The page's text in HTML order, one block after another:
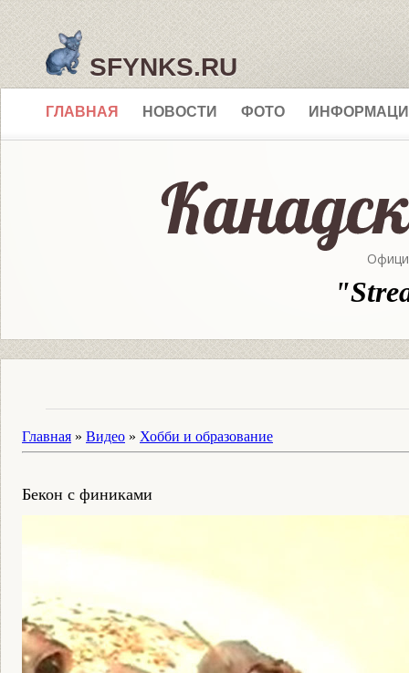
SFYNKS.RU
ГЛАВНАЯ НОВОСТИ ФОТО
Главная » Видео » Хобби и образование
Бекон с финиками